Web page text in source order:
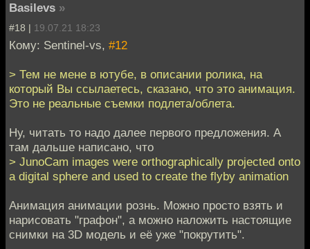
Basilevs »
#18 | 19.07.21 18:23
Кому: Sentinel-vs, #12
> Тем не мене в ютубе, в описании ролика, на
который Вы ссылаетесь, сказано, что это анимация.
Это не реальные съемки подлета/облета.
Ну, читать то надо далее первого предложения. А
там дальше написано, что
> JunoCam images were orthographically projected onto
a digital sphere and used to create the flyby animation
Анимация анимации рознь. Можно просто взять и
нарисовать "графон", а можно наложить настоящие
снимки на 3D модель и её уже "покрутить".